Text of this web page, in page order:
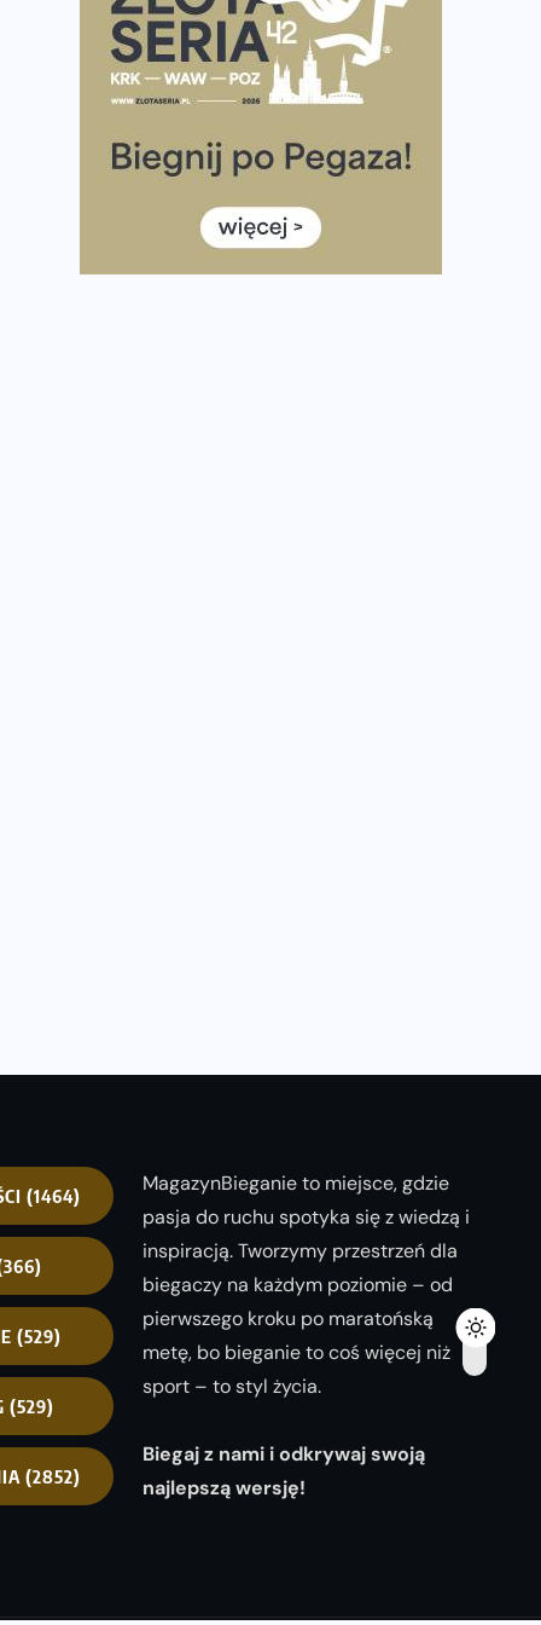
półmaratonem
Już w tę sobotę 35. Bieg Powstania Warszawskiego.
Wystartuje rekordowa liczba uczestników
poradnik przed startem
Ile razy w tygodniu biegać? 3 treningi wystarczą? Jak
często biegać, żeby robić postępy
Już w ten weekend! Przed nami Nocny Portowy
(1464)
(529)
(529)
(2852)
MagazynBieganie to miejsce, gdzie
pasja do ruchu spotyka się z wiedzą i
inspiracją. Tworzymy przestrzeń dla
biegaczy na każdym poziomie – od
pierwszego kroku po maratońską
metę, bo bieganie to coś więcej niż
sport – to styl życia.
Biegaj z nami i odkrywaj swoją
najlepszą wersję!